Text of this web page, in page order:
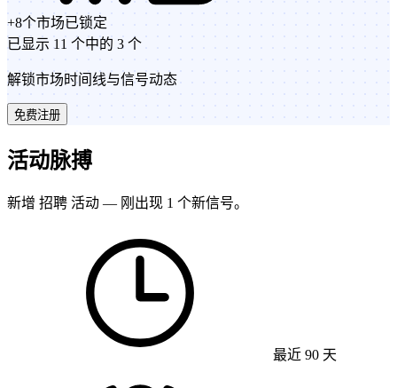
+8个市场已锁定
已显示 11 个中的 3 个
解锁市场时间线与信号动态
免费注册
活动脉搏
新增 招聘 活动 — 刚出现 1 个新信号。
最近 90 天